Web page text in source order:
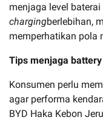
menjaga level
chargingberlebihan,
memperhatikan pola
Tips menjaga
Konsumen perlu
agar performa
BYD Haka Kebon